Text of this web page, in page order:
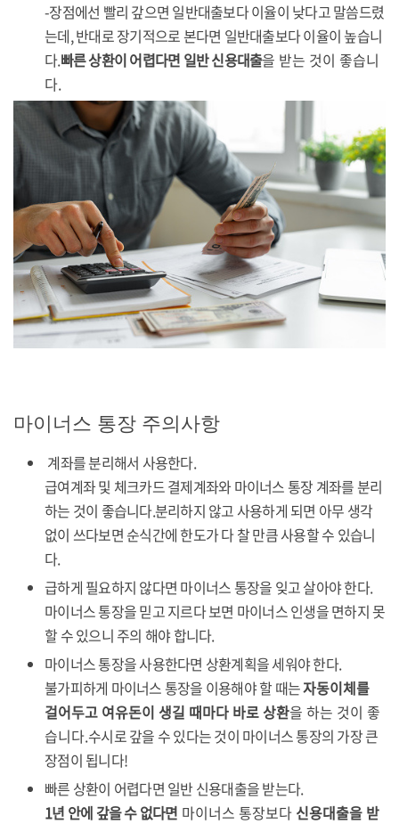
-장점에선 빨리 갚으면 일반대출보다 이율이 낮다고 말씀드렸
는데, 반대로 장기적으로 본다면 일반대출보다 이율이 높습니
다.빠른 상환이 어렵다면 일반 신용대출을 받는 것이 좋습니
다.
마이너스 통장 주의사항
계좌를 분리해서 사용한다.
급여계좌 및 체크카드 결제계좌와 마이너스 통장 계좌를 분리
하는 것이 좋습니다.분리하지 않고 사용하게 되면 아무 생각
없이 쓰다보면 순식간에 한도가 다 찰 만큼 사용할 수 있습니
다.
급하게 필요하지 않다면 마이너스 통장을 잊고 살아야 한다.
마이너스 통장을 믿고 지르다 보면 마이너스 인생을 면하지 못
할 수 있으니 주의 해야 합니다.
마이너스 통장을 사용한다면 상환계획을 세워야 한다.
불가피하게 마이너스 통장을 이용해야 할 때는자동이체를
걸어두고 여유돈이 생길 때마다 바로 상환을 하는 것이 좋
습니다.수시로 갚을 수 있다는 것이 마이너스 통장의 가장 큰
장점이 됩니다!
빠른 상환이 어렵다면 일반 신용대출을 받는다.
1년 안에 갚을 수 없다면 마이너스 통장보다 신용대출을 받